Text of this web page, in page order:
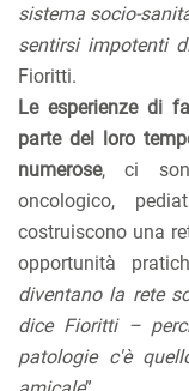
sistema socio-
sentirsi impotenti
Fioritti.
Le esperienze di
parte del loro
numerose, ci
oncologico,
costruiscono una
opportunità
diventano la rete
dice Fioritti –
patologie c'è